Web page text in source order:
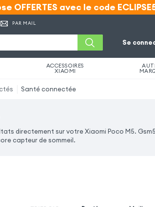
OFFERTES avec le code
OFFERTES avec le code
PAR MAIL
Se
ACCESSOIRES
XIAOMI
Santé connectée
directement sur votre Xiaomi Poco M5.
capteur de sommeil.